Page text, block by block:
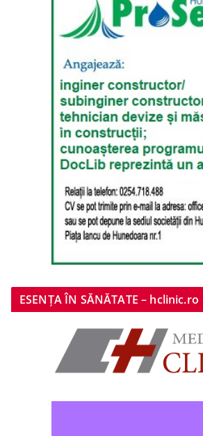
ESENȚA ÎN SĂNĂTATE – hclinic.ro